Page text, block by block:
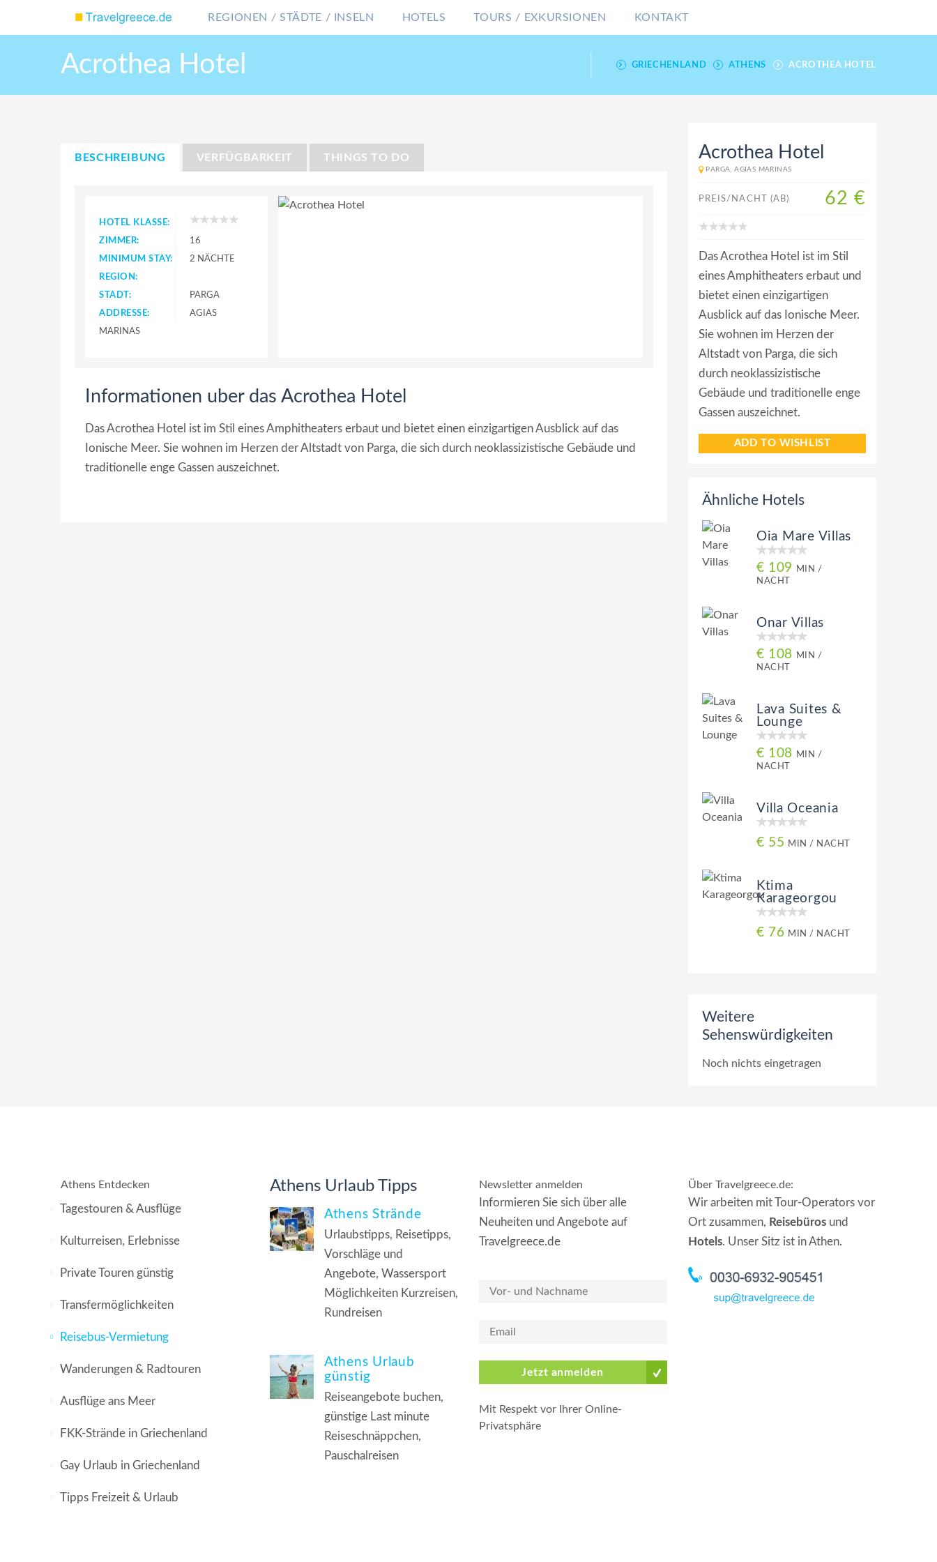
REGIONEN / STÄDTE / INSELN HOTELS TOURS / EXKURSIONEN KONTAKT
Acrothea Hotel GRIECHENLAND ATHENS ACROTHEA HOTEL
BESCHREIBUNG VERFÜGBARKEIT THINGS TO DO
HOTEL KLASSE:
ZIMMER:
16
MINIMUM STAY:
2 NÄCHTE
REGION:
STADT:
PARGA
ADDRESSE:
AGIAS
MARINAS
Informationen uber das Acrothea Hotel
Das Acrothea Hotel ist im Stil eines Amphitheaters erbaut und bietet einen einzigartigen Ausblick auf das
Ionische Meer. Sie wohnen im Herzen der Altstadt von Parga, die sich durch neoklassizistische Gebäude und
traditionelle enge Gassen auszeichnet.
Acrothea Hotel
PARGA, AGIAS MARINAS
PREIS/NACHT (AB) 62 €
Das Acrothea Hotel ist im Stil
eines Amphitheaters erbaut und
bietet einen einzigartigen
Ausblick auf das Ionische Meer.
Sie wohnen im Herzen der
Altstadt von Parga, die sich
durch neoklassizistische
Gebäude und traditionelle enge
Gassen auszeichnet.
ADD TO WISHLIST
Ähnliche Hotels
Oia Mare Villas
€ 109
MIN /
NACHT
Onar Villas
€ 108
MIN /
NACHT
Lava Suites &
Lounge
€ 108
MIN /
NACHT
Villa Oceania
€ 55 MIN / NACHT
Ktima
Karageorgou
€ 76 MIN / NACHT
Weitere
Sehenswürdigkeiten
Noch nichts eingetragen
Athens Entdecken
Tagestouren & Ausflüge
Kulturreisen, Erlebnisse
Private Touren günstig
Transfermöglichkeiten
Reisebus-Vermietung
Wanderungen & Radtouren
Ausflüge ans Meer
FKK-Strände in Griechenland
Gay Urlaub in Griechenland
Tipps Freizeit & Urlaub
Athens Urlaub Tipps
Athens Strände
Urlaubstipps, Reisetipps,
Vorschläge und
Angebote, Wassersport
Möglichkeiten Kurzreisen,
Rundreisen
Athens Urlaub
günstig
Reiseangebote buchen,
günstige Last minute
Reiseschnäppchen,
Pauschalreisen
Newsletter anmelden
Informieren Sie sich über alle
Neuheiten und Angebote auf
Travelgreece.de
Jetzt anmelden
Mit Respekt vor Ihrer Online-
Privatsphäre
Über Travelgreece.de:
Wir arbeiten mit Tour-Operators vor
Ort zusammen, Reisebüros und
Hotels. Unser Sitz ist in Athen.